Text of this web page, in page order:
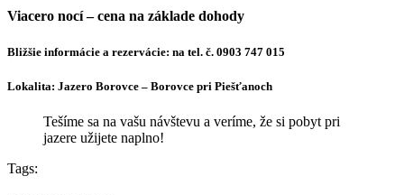
Viacero nocí – cena na základe dohody
Bližšie informácie a rezervácie: na tel. č. 0903 747 015
Lokalita: Jazero Borovce – Borovce pri Piešťanoch
Tešíme sa na vašu návštevu a veríme, že si pobyt pri
jazere užijete naplno!
Tags: